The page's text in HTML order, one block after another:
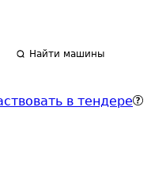
Найти машины
в тендере